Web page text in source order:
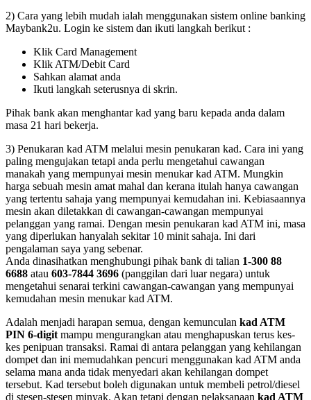
2) Cara yang lebih mudah ialah menggunakan sistem online banking
Maybank2u. Login ke sistem dan ikuti langkah berikut :
Klik Card Management
Klik ATM/Debit Card
Sahkan alamat anda
Ikuti langkah seterusnya di skrin.
Pihak bank akan menghantar kad yang baru kepada anda dalam
masa 21 hari bekerja.
3) Penukaran kad ATM melalui mesin penukaran kad. Cara ini yang
paling mengujakan tetapi anda perlu mengetahui cawangan
manakah yang mempunyai mesin menukar kad ATM. Mungkin
harga sebuah mesin amat mahal dan kerana itulah hanya cawangan
yang tertentu sahaja yang mempunyai kemudahan ini. Kebiasaannya
mesin akan diletakkan di cawangan-cawangan mempunyai
pelanggan yang ramai. Dengan mesin penukaran kad ATM ini, masa
yang diperlukan hanyalah sekitar 10 minit sahaja. Ini dari
pengalaman saya yang sebenar.
Anda dinasihatkan menghubungi pihak bank di talian 1-300 88
6688 atau 603-7844 3696 (panggilan dari luar negara) untuk
mengetahui senarai terkini cawangan-cawangan yang mempunyai
kemudahan mesin menukar kad ATM.
Adalah menjadi harapan semua, dengan kemunculan kad ATM
PIN 6-digit mampu mengurangkan atau menghapuskan terus kes-
kes penipuan transaksi. Ramai di antara pelanggan yang kehilangan
dompet dan ini memudahkan pencuri menggunakan kad ATM anda
selama mana anda tidak menyedari akan kehilangan dompet
tersebut. Kad tersebut boleh digunakan untuk membeli petrol/diesel
di stesen-stesen minyak. Akan tetapi dengan pelaksanaan kad ATM